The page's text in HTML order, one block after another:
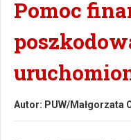
Pomoc
Autor: PUW/Małgorzata